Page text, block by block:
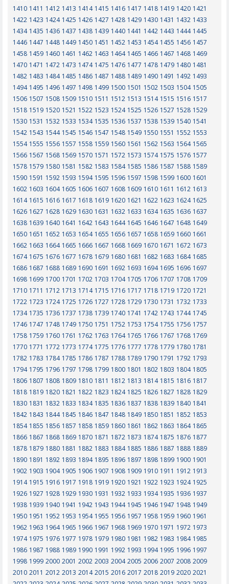
1410 1411 1412 1413 1414 1415 1416 1417 1418 1419 1420 1421
1422 1423 1424 1425 1426 1427 1428 1429 1430 1431 1432 1433
1434 1435 1436 1437 1438 1439 1440 1441 1442 1443 1444 1445
1446 1447 1448 1449 1450 1451 1452 1453 1454 1455 1456 1457
1458 1459 1460 1461 1462 1463 1464 1465 1466 1467 1468 1469
1470 1471 1472 1473 1474 1475 1476 1477 1478 1479 1480 1481
1482 1483 1484 1485 1486 1487 1488 1489 1490 1491 1492 1493
1494 1495 1496 1497 1498 1499 1500 1501 1502 1503 1504 1505
1506 1507 1508 1509 1510 1511 1512 1513 1514 1515 1516 1517
1518 1519 1520 1521 1522 1523 1524 1525 1526 1527 1528 1529
1530 1531 1532 1533 1534 1535 1536 1537 1538 1539 1540 1541
1542 1543 1544 1545 1546 1547 1548 1549 1550 1551 1552 1553
1554 1555 1556 1557 1558 1559 1560 1561 1562 1563 1564 1565
1566 1567 1568 1569 1570 1571 1572 1573 1574 1575 1576 1577
1578 1579 1580 1581 1582 1583 1584 1585 1586 1587 1588 1589
1590 1591 1592 1593 1594 1595 1596 1597 1598 1599 1600 1601
1602 1603 1604 1605 1606 1607 1608 1609 1610 1611 1612 1613
1614 1615 1616 1617 1618 1619 1620 1621 1622 1623 1624 1625
1626 1627 1628 1629 1630 1631 1632 1633 1634 1635 1636 1637
1638 1639 1640 1641 1642 1643 1644 1645 1646 1647 1648 1649
1650 1651 1652 1653 1654 1655 1656 1657 1658 1659 1660 1661
1662 1663 1664 1665 1666 1667 1668 1669 1670 1671 1672 1673
1674 1675 1676 1677 1678 1679 1680 1681 1682 1683 1684 1685
1686 1687 1688 1689 1690 1691 1692 1693 1694 1695 1696 1697
1698 1699 1700 1701 1702 1703 1704 1705 1706 1707 1708 1709
1710 1711 1712 1713 1714 1715 1716 1717 1718 1719 1720 1721
1722 1723 1724 1725 1726 1727 1728 1729 1730 1731 1732 1733
1734 1735 1736 1737 1738 1739 1740 1741 1742 1743 1744 1745
1746 1747 1748 1749 1750 1751 1752 1753 1754 1755 1756 1757
1758 1759 1760 1761 1762 1763 1764 1765 1766 1767 1768 1769
1770 1771 1772 1773 1774 1775 1776 1777 1778 1779 1780 1781
1782 1783 1784 1785 1786 1787 1788 1789 1790 1791 1792 1793
1794 1795 1796 1797 1798 1799 1800 1801 1802 1803 1804 1805
1806 1807 1808 1809 1810 1811 1812 1813 1814 1815 1816 1817
1818 1819 1820 1821 1822 1823 1824 1825 1826 1827 1828 1829
1830 1831 1832 1833 1834 1835 1836 1837 1838 1839 1840 1841
1842 1843 1844 1845 1846 1847 1848 1849 1850 1851 1852 1853
1854 1855 1856 1857 1858 1859 1860 1861 1862 1863 1864 1865
1866 1867 1868 1869 1870 1871 1872 1873 1874 1875 1876 1877
1878 1879 1880 1881 1882 1883 1884 1885 1886 1887 1888 1889
1890 1891 1892 1893 1894 1895 1896 1897 1898 1899 1900 1901
1902 1903 1904 1905 1906 1907 1908 1909 1910 1911 1912 1913
1914 1915 1916 1917 1918 1919 1920 1921 1922 1923 1924 1925
1926 1927 1928 1929 1930 1931 1932 1933 1934 1935 1936 1937
1938 1939 1940 1941 1942 1943 1944 1945 1946 1947 1948 1949
1950 1951 1952 1953 1954 1955 1956 1957 1958 1959 1960 1961
1962 1963 1964 1965 1966 1967 1968 1969 1970 1971 1972 1973
1974 1975 1976 1977 1978 1979 1980 1981 1982 1983 1984 1985
1986 1987 1988 1989 1990 1991 1992 1993 1994 1995 1996 1997
1998 1999 2000 2001 2002 2003 2004 2005 2006 2007 2008 2009
2010 2011 2012 2013 2014 2015 2016 2017 2018 2019 2020 2021